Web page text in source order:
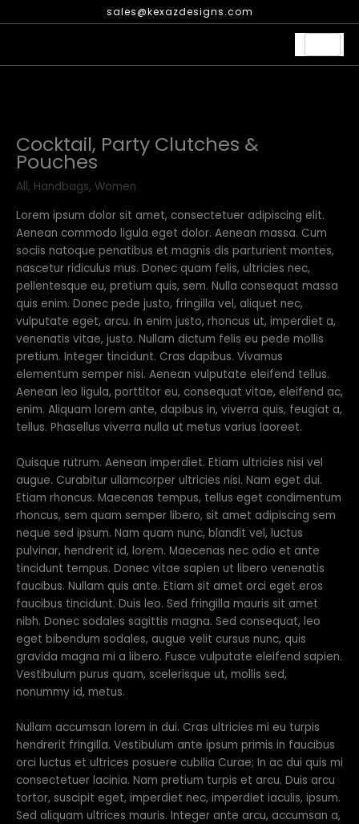
to
sales@kexazdesigns.com
Cocktail, Party Clutches &
Pouches
All, Handbags, Women
Lorem ipsum dolor sit amet, consectetuer adipiscing elit.
Aenean commodo ligula eget dolor. Aenean massa. Cum
sociis natoque penatibus et magnis dis parturient montes,
nascetur ridiculus mus. Donec quam felis, ultricies nec,
pellentesque eu, pretium quis, sem. Nulla consequat massa
quis enim. Donec pede justo, fringilla vel, aliquet nec,
vulputate eget, arcu. In enim justo, rhoncus ut, imperdiet a,
venenatis vitae, justo. Nullam dictum felis eu pede mollis
pretium. Integer tincidunt. Cras dapibus. Vivamus
elementum semper nisi. Aenean vulputate eleifend tellus.
Aenean leo ligula, porttitor eu, consequat vitae, eleifend ac,
enim. Aliquam lorem ante, dapibus in, viverra quis, feugiat a,
tellus. Phasellus viverra nulla ut metus varius laoreet.
Quisque rutrum. Aenean imperdiet. Etiam ultricies nisi vel
augue. Curabitur ullamcorper ultricies nisi. Nam eget dui.
Etiam rhoncus. Maecenas tempus, tellus eget condimentum
rhoncus, sem quam semper libero, sit amet adipiscing sem
neque sed ipsum. Nam quam nunc, blandit vel, luctus
pulvinar, hendrerit id, lorem. Maecenas nec odio et ante
tincidunt tempus. Donec vitae sapien ut libero venenatis
faucibus. Nullam quis ante. Etiam sit amet orci eget eros
faucibus tincidunt. Duis leo. Sed fringilla mauris sit amet
nibh. Donec sodales sagittis magna. Sed consequat, leo
eget bibendum sodales, augue velit cursus nunc, quis
gravida magna mi a libero. Fusce vulputate eleifend sapien.
Vestibulum purus quam, scelerisque ut, mollis sed,
nonummy id, metus.
Nullam accumsan lorem in dui. Cras ultricies mi eu turpis
hendrerit fringilla. Vestibulum ante ipsum primis in faucibus
orci luctus et ultrices posuere cubilia Curae; In ac dui quis mi
consectetuer lacinia. Nam pretium turpis et arcu. Duis arcu
tortor, suscipit eget, imperdiet nec, imperdiet iaculis, ipsum.
Sed aliquam ultrices mauris. Integer ante arcu, accumsan a,